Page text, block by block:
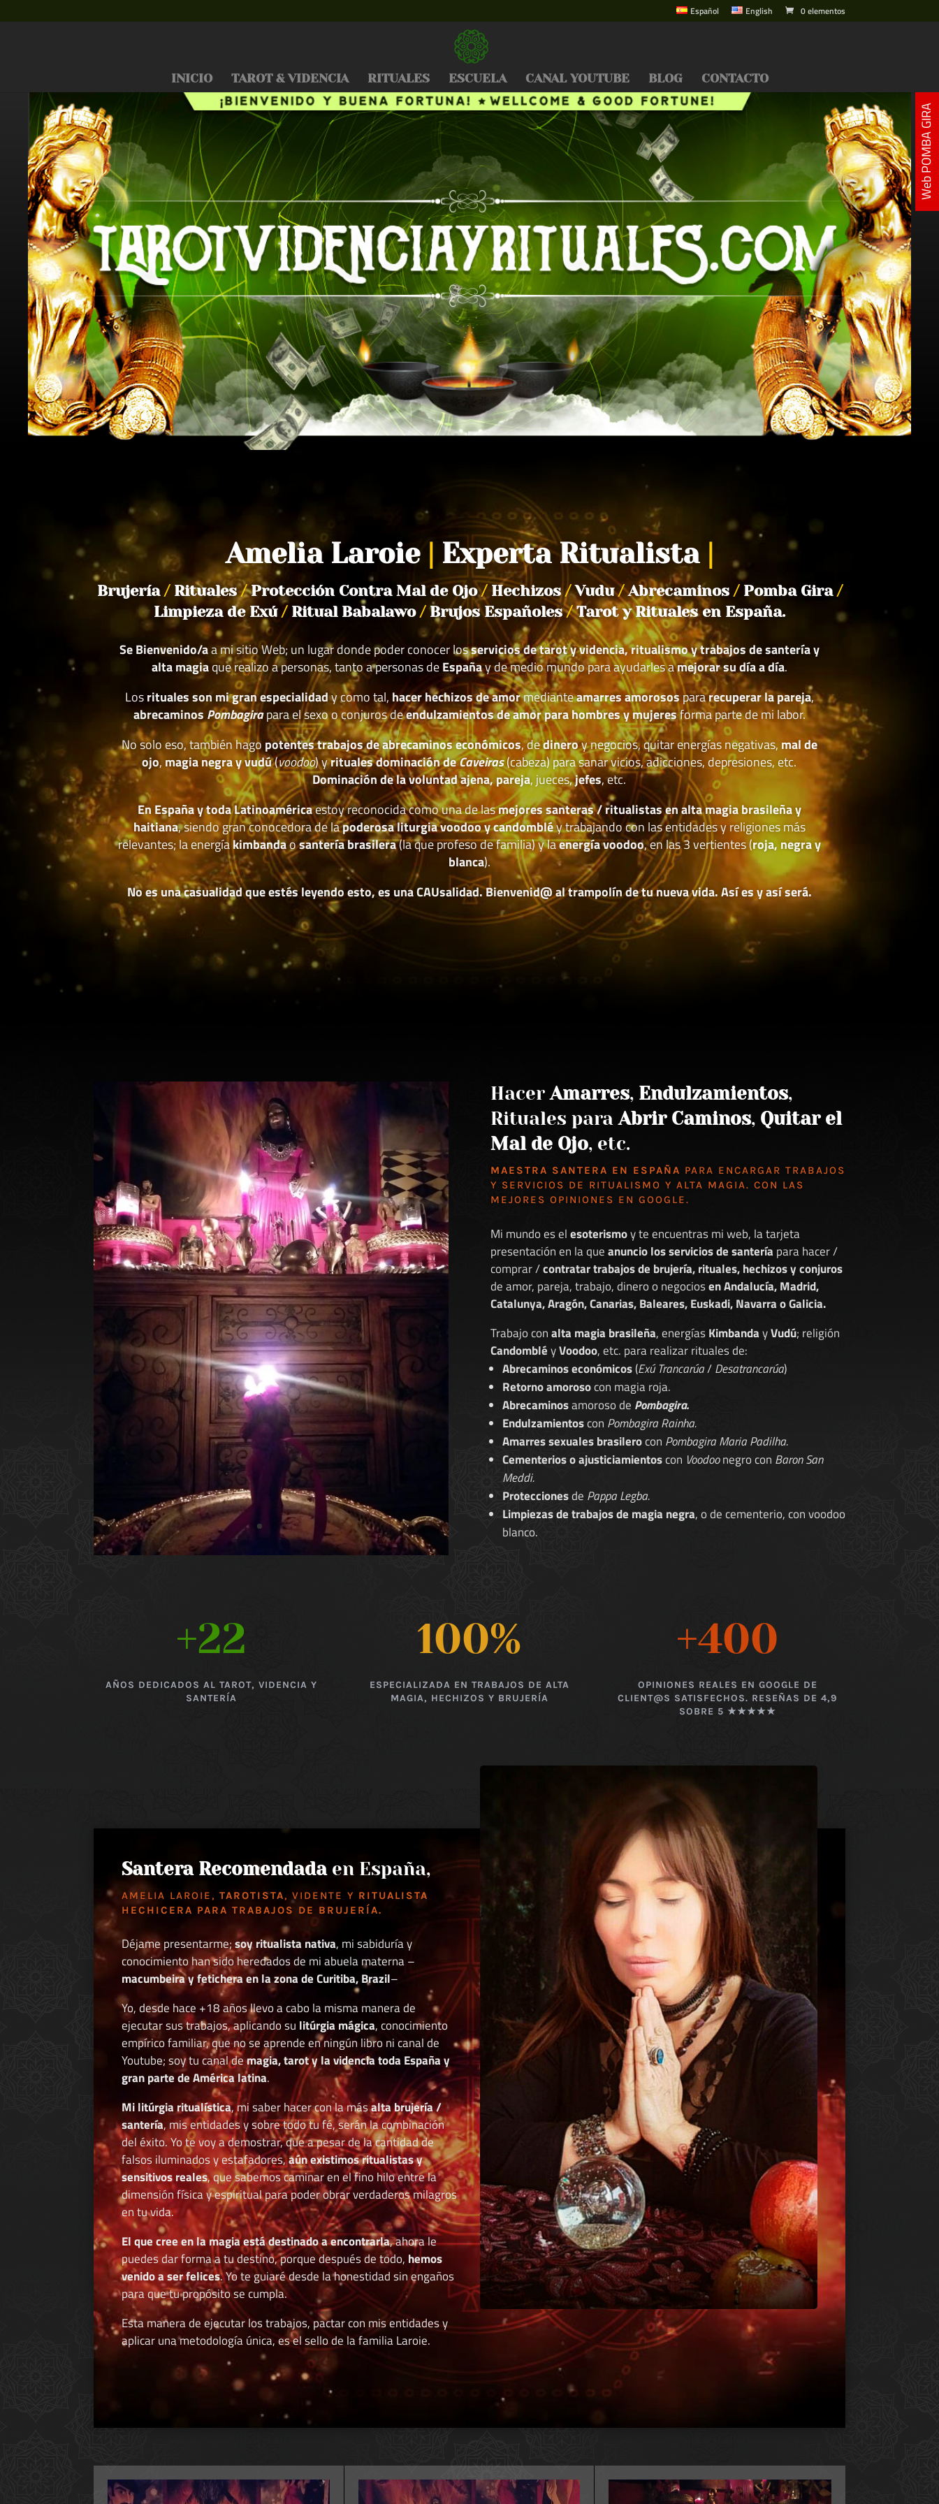
Español English 0 elementos
INICIO TAROT & VIDENCIA RITUALES ESCUELA CANAL YOUTUBE BLOG CONTACTO
Amelia Laroie Experta Ritualista
Brujería /Rituales/Protección Contra Mal de Ojo/Hechizos/Vudu/Abrecaminos /Pomba Gira /
Limpieza de Exú /Ritual Babalawo /Brujos Españoles/Tarot y Rituales en España.
Se Bienvenido/aa mi sitio Web; un lugar donde poder conocer losservicios de tarot y videncia, ritualismo y trabajos de santería y
alta magiaque realizo a personas, tanto a personas deEspañay de medio mundo para ayudarles amejorar su día a día.
Losrituales son mi gran especialidady como tal, hacer hechizos de amormedianteamarres amorosospararecuperar la pareja,
abrecaminos Pombagirapara el sexo o conjuros deendulzamientos de amor para hombres y mujeresforma parte de mi labor.
No solo eso, también hago potentes trabajos de abrecaminos económicos, dedineroy negocios, quitar energías negativas, mal de
ojo, magia negra y vudú(voodoo) yrituales dominación deCaveiras(cabeza) para sanar vicios, adicciones, depresiones, etc.
Dominación de la voluntad ajena, pareja, jueces,jefes, etc.
En España y toda Latinoaméricaestoy reconocida como una de lasmejores santeras / ritualistas en alta magia brasileña y
haitiana, siendo gran conocedora de lapoderosa liturgia voodoo y candombléy trabajando con las entidades y religiones más
relevantes; la energíakimbandaosantería brasilera(la que profeso de familia) y laenergía voodoo, en las 3 vertientes (roja, negra y
blanca).
No es una casualidad que estés leyendo esto, es una CAUsalidad. Bienvenid@ al trampolín de tu nueva vida. Así es y así será.
HacerAmarres, Endulzamientos,
Rituales paraAbrir Caminos, Quitar el
Mal de Ojo, etc.
MAESTRA SANTERA EN ESPAÑA PARA ENCARGAR TRABAJOS
Y SERVICIOS DE RITUALISMO Y ALTA MAGIA. CON LAS
MEJORES OPINIONES EN GOOGLE.
Mi mundo es elesoterismoy te encuentras mi web, la tarjeta
presentación en la queanuncio los servicios de santería para hacer /
comprar /contratar trabajos de brujería, rituales, hechizos y conjuros
de amor, pareja, trabajo, dinero o negociosen Andalucía, Madrid,
Catalunya, Aragón, Canarias, Baleares, Euskadi, Navarra o Galicia.
Trabajo conalta magia brasileña, energíasKimbandayVudú; religión
CandombléyVoodoo, etc. para realizar rituales de:
Abrecaminos económicos(Exú Trancarúa/Desatrancarúa)
Retorno amorosocon magia roja.
Abrecaminosamoroso de Pombagira.
Endulzamientoscon Pombagira Rainha.
Amarres sexuales brasilerocon Pombagira Maria Padilha.
Cementerios o ajusticiamientoscon Voodoonegro con Baron San
Meddi.
Proteccionesde Pappa Legba.
Limpiezas de trabajos de magia negra, o de cementerio, con voodoo
blanco.
+22
AÑOS DEDICADOS AL TAROT, VIDENCIA Y
SANTERÍA
100%
ESPECIALIZADA EN TRABAJOS DE ALTA
MAGIA, HECHIZOS Y BRUJERÍA
+400
OPINIONES REALES EN GOOGLE DE
CLIENT@S SATISFECHOS. RESEÑAS DE 4,9
SOBRE 5 ★★★★★
Santera Recomendadaen España,
AMELIA LAROIE,TAROTISTA, VIDENTE Y RITUALISTA
HECHICERA PARA TRABAJOS DE BRUJERÍA.
Déjame presentarme;soy ritualista nativa, mi sabiduría y
conocimiento han sido heredados de mi abuela materna –
macumbeira y fetichera en la zona de Curitiba, Brazil–
Yo, desde hace +18 años llevo a cabo la misma manera de
ejecutar sus trabajos, aplicando su litúrgia mágica, conocimiento
empírico familiar, que no se aprende en ningún libro ni canal de
Youtube; soy tu canal demagia, tarot y la videncia toda España y
gran parte de América latina.
Mi litúrgia ritualística, mi saber hacer con la másalta brujería /
santería, mis entidades y sobre todo tu fé, serán la combinación
del éxito. Yo te voy a demostrar, que a pesar de la cantidad de
falsos iluminados y estafadores,aún existimos ritualistas y
sensitivos reales, que sabemos caminar en el fino hilo entre la
dimensión física y espiritual para poder obrar verdaderos milagros
en tu vida.
El que cree en la magia está destinado a encontrarla, ahora le
puedes dar forma a tu destino, porque después de todo, hemos
venido a ser felices. Yo te guiaré desde la honestidad sin engaños
para que tu propósito se cumpla.
Esta manera de ejecutar los trabajos, pactar con mis entidades y
aplicar una metodología única, es el sello de la familia Laroie.
Web POMBA GIRA